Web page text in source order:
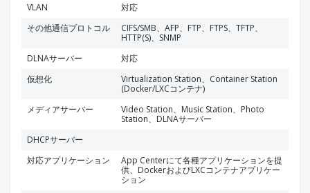
VLAN
対応
その他通信プロトコル
CIFS/SMB、AFP、FTP、FTPS、TFTP、
HTTP(S)、SNMP
DLNAサーバー
対応
仮想化
Virtualization Station、Container Station
(Docker/LXCコンテナ)
メディアサーバー
Video Station、Music Station、Photo
Station、DLNAサーバー
DHCPサーバー
対応アプリケーション
App Centerにて各種アプリケーションを提
供、DockerおよびLXCコンテナアプリケー
ション